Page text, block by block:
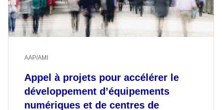
Appel à projets pour accélérer le
développement d’équipements
numériques et de centres de
AAP/AMI